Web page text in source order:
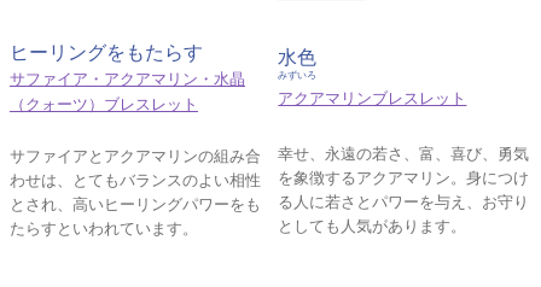
ヒーリングをもたらす
サファイア・アクアマリン・水晶
（クォーツ）ブレスレット
サファイアとアクアマリンの組み合
わせは、とてもバランスのよい相性
とされ、高いヒーリングパワーをも
たらすといわれています。
水色
みずいろ
アクアマリンブレスレット
幸せ、永遠の若さ、富、喜び、勇気
を象徴するアクアマリン。身につけ
る人に若さとパワーを与え、お守り
としても人気があります。